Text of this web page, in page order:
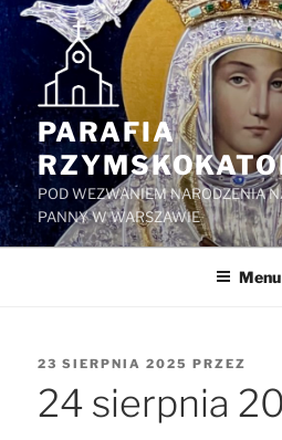
Przejdź
treści
PARAFIA
POD WEZWANIEM NARODZENIA
PANNY W WARSZAWIE
Menu
OPUBLIKOWANE
23 SIERPNIA 2025 PRZEZ
24 sierpnia